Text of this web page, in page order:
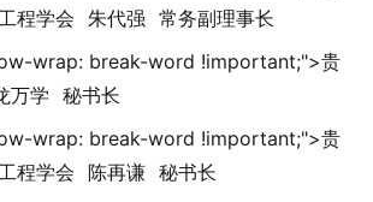
程学会
朱代强
常务副理事长
wrap: break-word !important;">贵
万学
秘书长
wrap: break-word !important;">贵
程学会
陈再谦 秘书长